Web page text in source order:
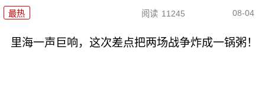
最热 阅读 11245 08-04
里海一声巨响，这次差点把两场战争炸成一锅粥！